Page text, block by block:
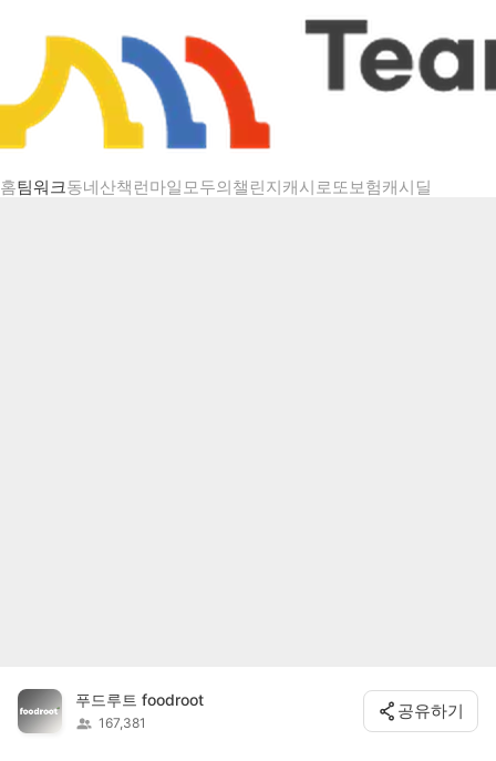
홈팀워크동네산책 런마일모두의챌린지캐시로또보험캐시딜
챌린지 상세
푸드루트 foodroot
167,381
공유하기